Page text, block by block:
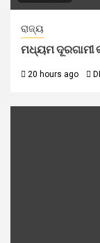
ରାଜ୍ୟ
ମଧ୍ୟମ ଦୂରଗାମୀ
20 hours ago